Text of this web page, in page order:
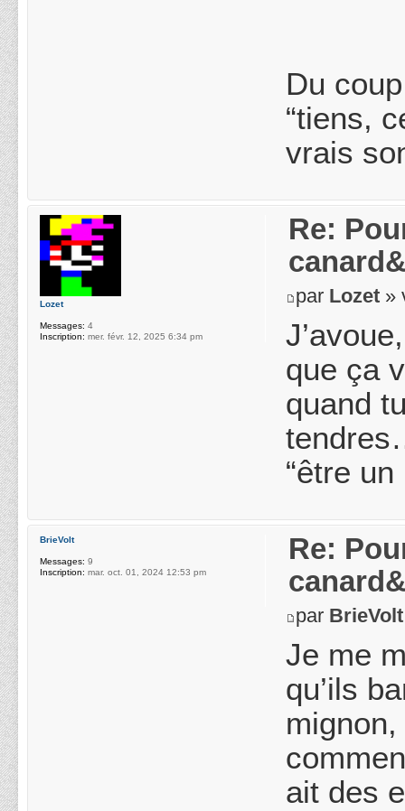
Du
“tiens,
vrais
Re:
par Lozet »
que ça
quand
“être
Lozet
Messages: 4
Inscription: mer. févr. 12, 2025 6:34 pm
Re:
par BrieVolt
Je me
qu’ils
ait des
BrieVolt
Messages: 9
Inscription: mar. oct. 01, 2024 12:53 pm